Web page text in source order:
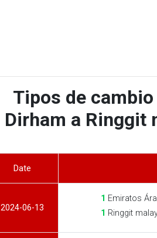
Tipos de
Dirham a Ringgit
Date
2024-06-13
1 Emiratos
1 Ringgit